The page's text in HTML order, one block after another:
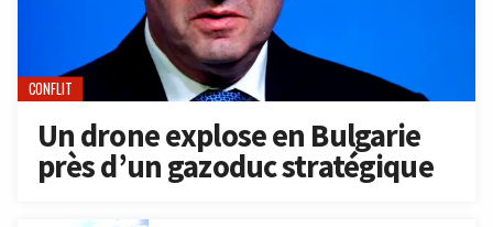
CONFLIT
Un drone explose en Bulgarie
près d’un gazoduc stratégique